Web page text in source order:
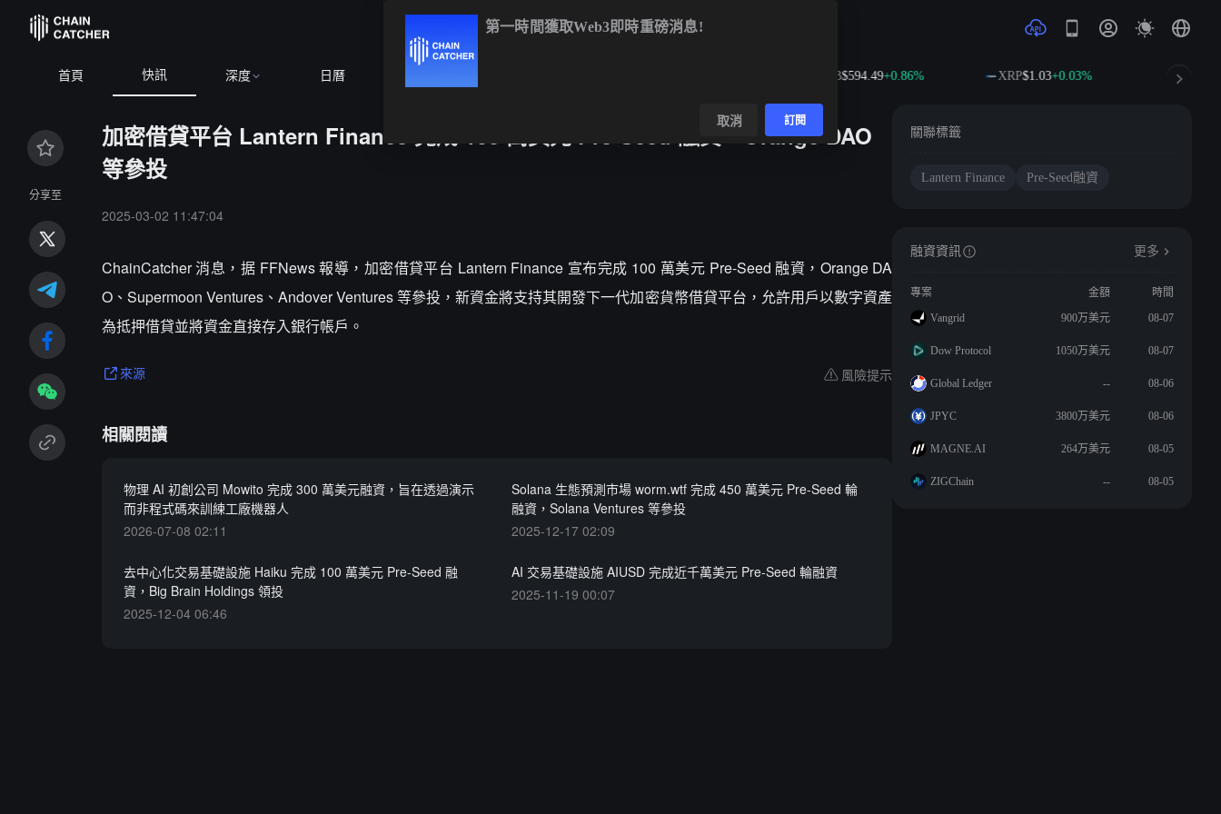
首頁 快訊 深度 日曆 $594.49+0.86% XRP$1.03+0.03% SOL
分享至
加密借貸平台 Lantern Finance 完成 100 萬美元 Pre-Seed 融資，Orange DAO
等參投
2025-03-02 11:47:04
ChainCatcher 消息，据 FFNews 報導，加密借貸平台 Lantern Finance 宣布完成 100 萬美元 Pre-Seed 融資，Orange DA
O、Supermoon Ventures、Andover Ventures 等參投，新資金將支持其開發下一代加密貨幣借貸平台，允許用戶以數字資產
為抵押借貸並將資金直接存入銀行帳戶。
來源 風險提示
相關閱讀
物理 AI 初創公司 Mowito 完成 300 萬美元融資，旨在透過演示
而非程式碼來訓練工廠機器人
2026-07-08 02:11
Solana 生態預測市場 worm.wtf 完成 450 萬美元 Pre-Seed 輪
融資，Solana Ventures 等參投
2025-12-17 02:09
去中心化交易基礎設施 Haiku 完成 100 萬美元 Pre-Seed 融
資，Big Brain Holdings 領投
2025-12-04 06:46
AI 交易基礎設施 AIUSD 完成近千萬美元 Pre-Seed 輪融資
2025-11-19 00:07
關聯標籤
Lantern Finance Pre-Seed融資
融資資訊 更多
專案 金額
時間
Vangrid
900万美元 08-07
Dow Protocol 1050万美元 08-07
Global Ledger -- 08-06
JPYC 3800万美元 08-06
MAGNE.AI 264万美元 08-05
ZIGChain -- 08-05
第一時間獲取Web3即時重磅消息!
取消 訂閱